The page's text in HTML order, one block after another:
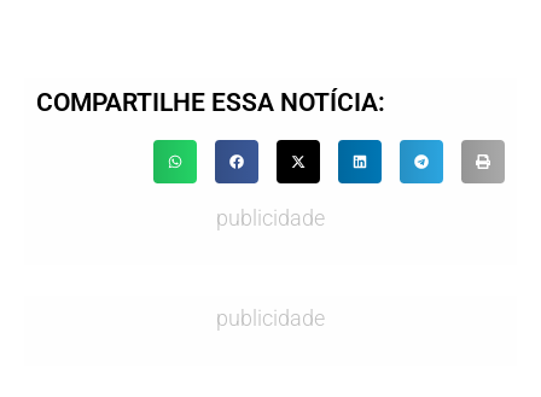
COMPARTILHE ESSA NOTÍCIA:
publicidade
publicidade